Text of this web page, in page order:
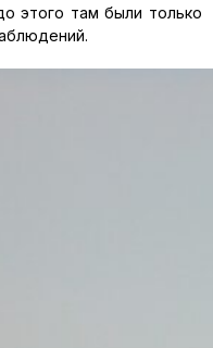
этого там были только